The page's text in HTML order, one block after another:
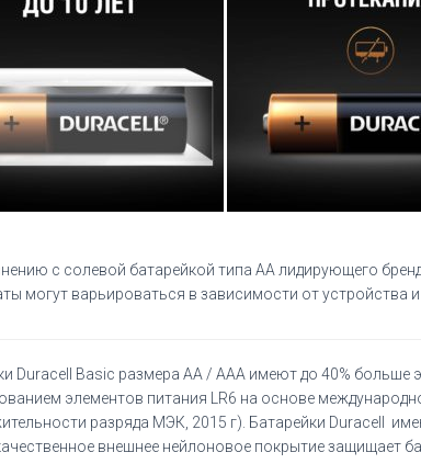
с солевой батарейкой типа АА лидирующего
могут варьироваться в зависимости от устройства
Duracell Basic размера AA / AAA имеют до 40% больше
элементов питания LR6 на основе
разряда МЭК, 2015 г). Батарейки Duracell
внешнее нейлоновое покрытие защищает